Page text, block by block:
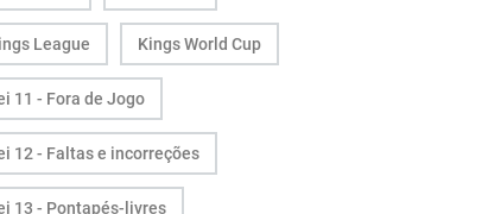
League Kings World Cup
11 - Fora de Jogo
12 - Faltas e incorreções
13 - Pontapés-livres